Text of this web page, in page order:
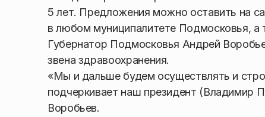
5 лет. Предложения можно оставить на
в любом муниципалитете Подмосковья, а
Губернатор Подмосковья Андрей
звена здравоохранения.
«Мы и дальше будем осуществлять и
подчеркивает наш президент (Владимир
Воробьев.